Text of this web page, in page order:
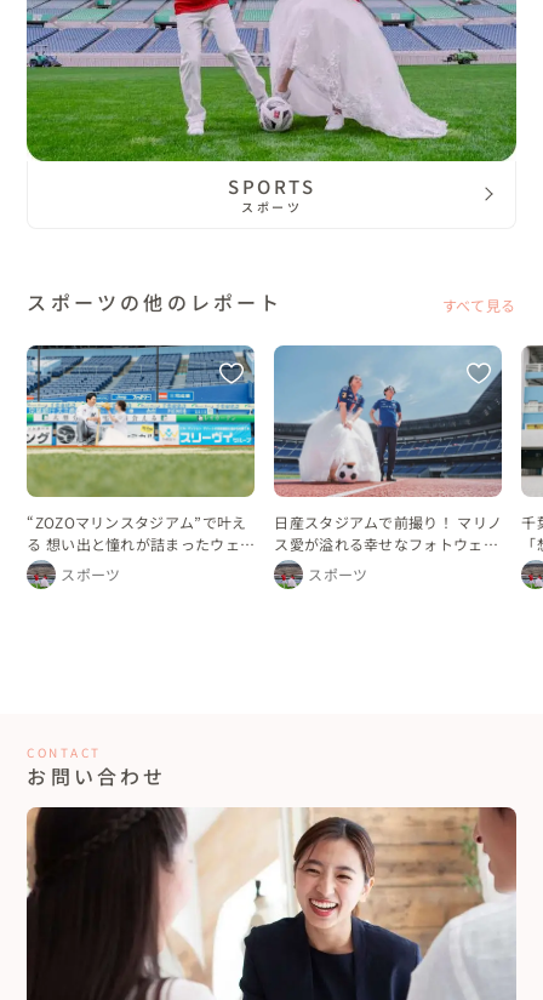
SPORTS
スポーツ
スポーツの他のレポート すべて見る
“ZOZOマリンスタジアム”で叶え
る 想い出と憧れが詰まったウェデ
ィングフォト
スポーツ
日産スタジアムで前撮り！ マリノ
ス愛が溢れる幸せなフォトウェデ
ィングスポーツ
千
ェ
CONTACT
お問い合わせ